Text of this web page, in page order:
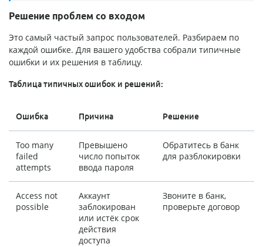
Решение проблем со входом
Это самый частый запрос пользователей. Разбираем по
каждой ошибке. Для вашего удобства собрали типичные
ошибки и их решения в таблицу.
Таблица типичных ошибок и решений:
Ошибка Причина Решение
Too many
failed
attempts
Превышено
число попыток
ввода пароля
Обратитесь в банк
для разблокировки
Access not
possible
Аккаунт
заблокирован
или истёк срок
действия
доступа
Звоните в банк,
проверьте договор